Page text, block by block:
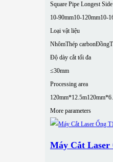
Square Pipe Longest
10-90mm10-120mm10-
Loại vật liệu
NhômThép carbonĐồng
Độ dày cắt tối đa
≤30mm
Processing area
120mm*12.5m
More parameters
Máy Cắt Laser